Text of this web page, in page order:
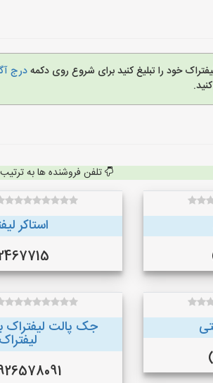
خود را تبلیغ کنید برای شروع روی دکمهدرج
تلفن فروشنده ها به
استاکر
جک پالت لیفتراک
09926578091